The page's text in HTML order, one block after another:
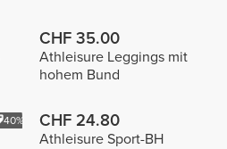
CHF 35.00
Athleisure Leggings mit
hohem Bund
40% CHF 24.80
Athleisure Sport-BH